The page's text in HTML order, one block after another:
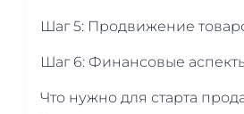
Шаг 5: Продвижение
Шаг 6: Финансовые
Что нужно для старта